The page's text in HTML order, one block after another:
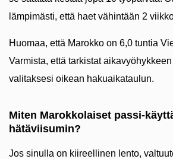
lämpimästi, että haet vähintään 2
Huomaa, että Marokko on 6,0 tuntia
Varmista, että tarkistat
valitaksesi oikean hakuaikataulun.
Miten Marokkolaiset passi-
hätäviisumin?
Jos sinulla on kiireellinen lento,